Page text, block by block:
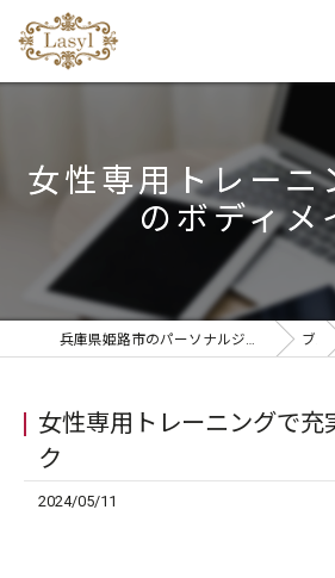
女性専用トレーニ
のボディメ
兵庫県姫路市のパーソナルジムならリラクゼーションandパーソナルトレーニングLasyl ブログ
女性専用トレーニングで充
ク
2024/05/11